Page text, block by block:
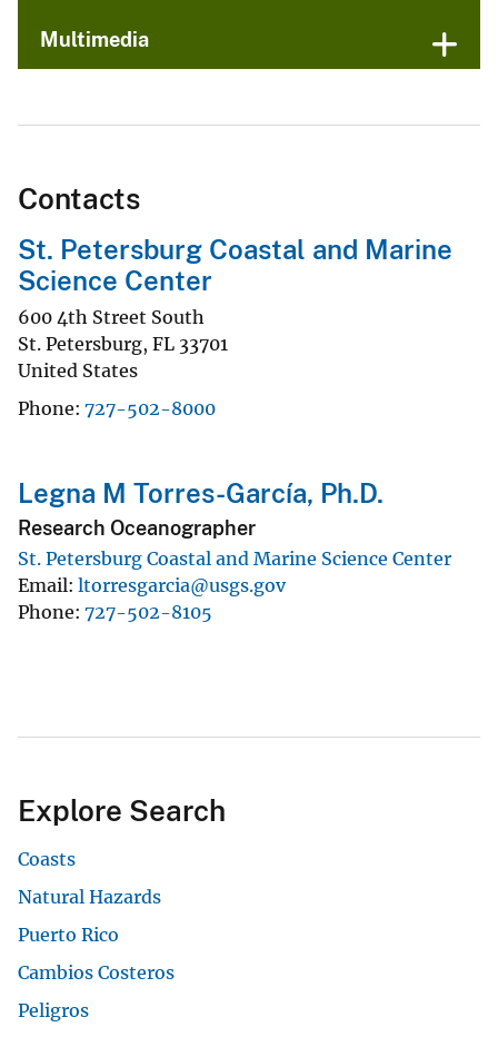
Multimedia
Contacts
St. Petersburg Coastal and Marine
Science Center
600 4th Street South
St. Petersburg, FL 33701
United States
Phone 727-502-8000
Legna M Torres-García, Ph.D.
Research Oceanographer
St. Petersburg Coastal and Marine Science Center
Email ltorresgarcia@usgs.gov
Phone 727-502-8105
Explore Search
Coasts
Natural Hazards
Puerto Rico
Cambios Costeros
Peligros